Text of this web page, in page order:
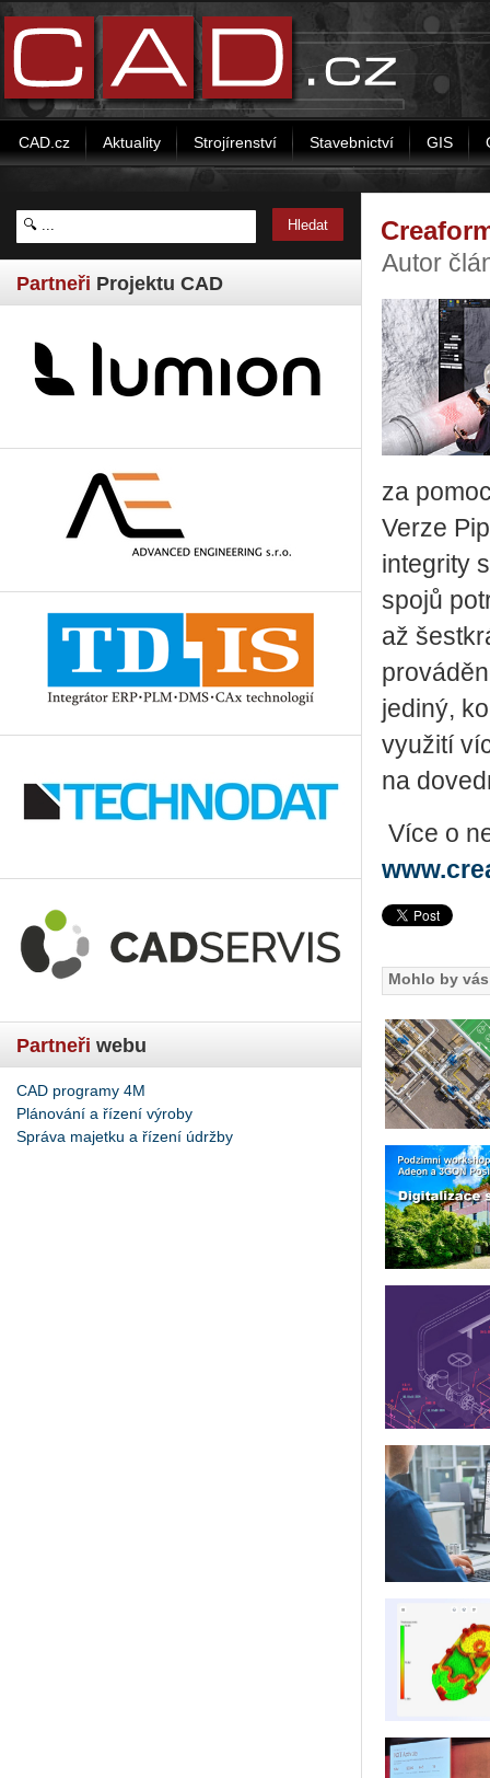
CAD.cz Aktuality Strojírenství Stavebnictví GIS
Partneři Projektu CAD
Partneři webu
CAD programy 4M
Plánování a řízení výroby
Správa majetku a řízení údržby
Autor
za
Verze
integrity
spojů
až
je­di­ný,
využití
na
Více o
Mohlo by